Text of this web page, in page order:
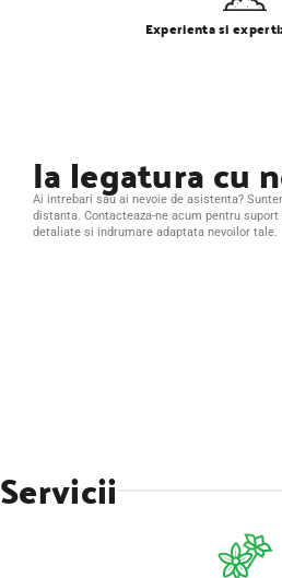
Experienta si
Ia legatura cu
Ai intrebari sau ai nevoie de asistenta?
distanta. Contacteaza-ne acum pentru
detaliate si indrumare adaptata nevoilor tale.
Servicii